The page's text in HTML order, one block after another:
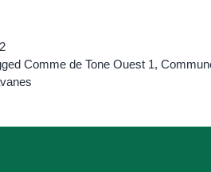
Comme de Tone Ouest 1,